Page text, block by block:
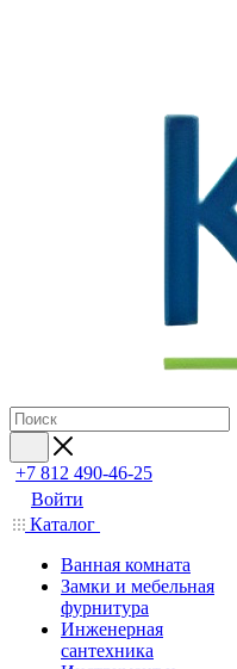
+7 812 490-46-25
Войти
Каталог
Ванная комната
Замки и мебельная
фурнитура
Инженерная
сантехника